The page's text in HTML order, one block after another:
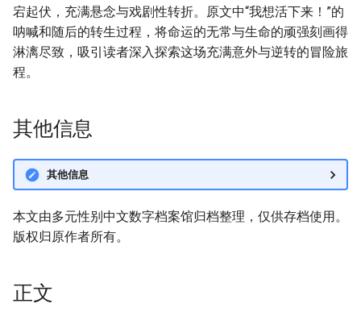
宕起伏，充满悬念与戏剧性转折。原文中“我想活下来！”的
呐喊和随后的转生过程，将命运的无常与生命的顽强刻画得
淋漓尽致，吸引读者深入探索这场充满意外与逆转的冒险旅
程。
其他信息
其他信息
本文由多元性别中文数字档案馆归档整理，仅供存档使用。
版权归原作者所有。
正文